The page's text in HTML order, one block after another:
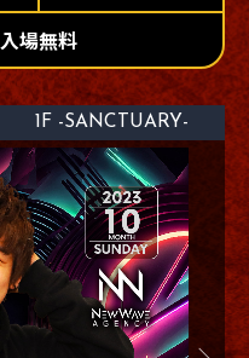
入場無料
1F -SANCTUARY-